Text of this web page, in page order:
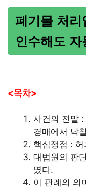
폐기물 처리
인수해도
<목차>
사건의 전말
경매에서 낙
핵심쟁점 :
대법원의 판
였다.
이 판례의 의